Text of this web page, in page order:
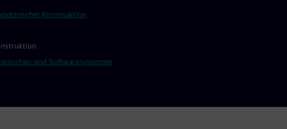
Konstruktion
und Softwaresystemen